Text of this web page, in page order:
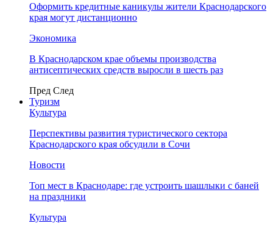
Оформить кредитные каникулы жители Краснодарского
края могут дистанционно
Экономика
В Краснодарском крае объемы производства
антисептических средств выросли в шесть раз
Пред След
Туризм
Культура
Перспективы развития туристического сектора
Краснодарского края обсудили в Сочи
Новости
Топ мест в Краснодаре: где устроить шашлыки с баней
на праздники
Культура